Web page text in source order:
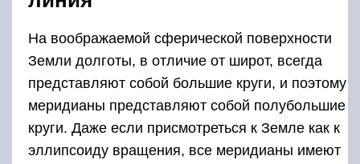
На воображаемой сферической поверхности
Земли долготы, в отличие от широт, всегда
представляют собой большие круги, и поэтому
меридианы представляют собой полубольшие
круги. Даже если присмотреться к Земле как к
эллипсоиду вращения, все меридианы имеют